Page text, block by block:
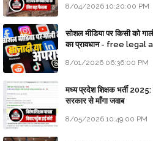
8/04/2026 10:20:00 PM
सोशल मीडिया पर किसी को
का प्रावधान - free legal
8/01/2026 06:36:00 PM
मध्य प्रदेश शिक्षक भर्ती 2025:
सरकार से माँगा जवाब
8/05/2026 10:49:00 PM